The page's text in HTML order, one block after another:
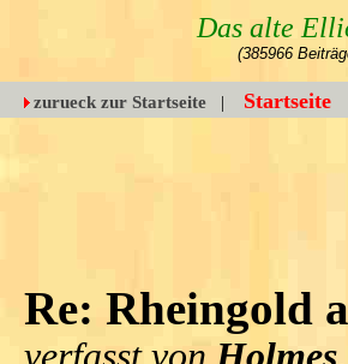
Das alte
(385966
zurueck zur Startseite | Startseite
Re: Rheingold